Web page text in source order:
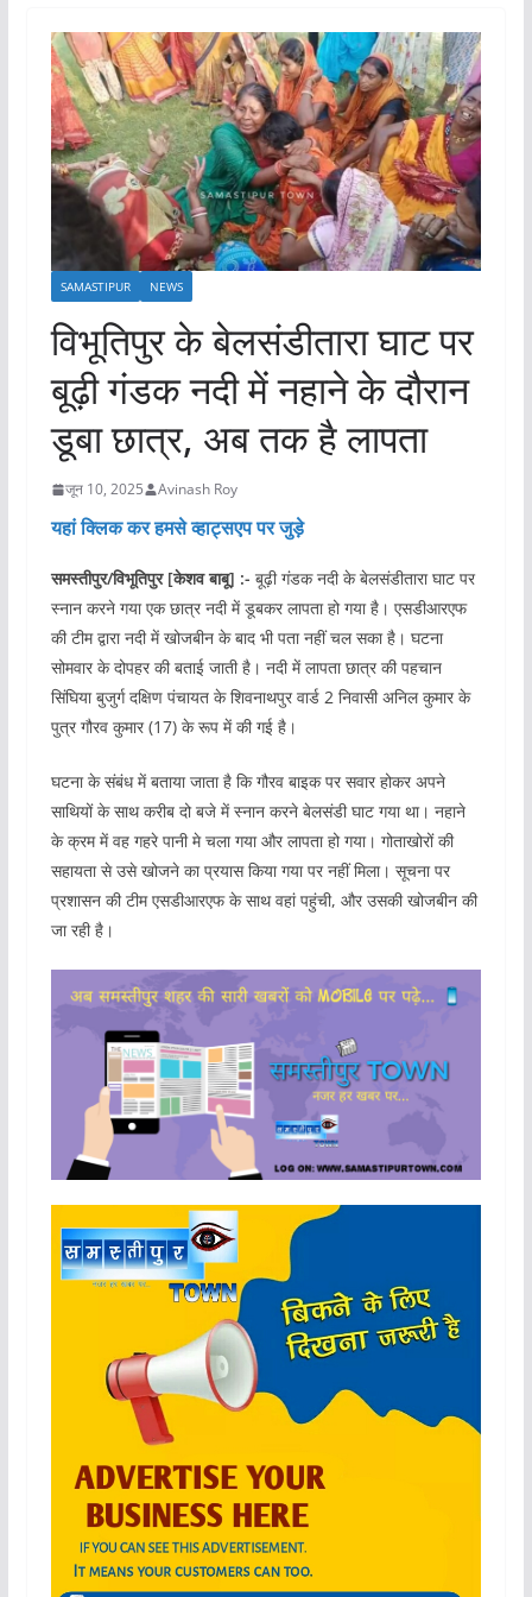
SAMASTIPUR NEWS
विभूतिपुर के बेलसंडीतारा घाट पर
बूढ़ी गंडक नदी में नहाने के दौरान
डूबा छात्र, अब तक है लापता
जून 10, 2025 Avinash Roy
यहां क्लिक कर हमसे व्हाट्सएप पर जुड़े
समस्तीपुर/विभूतिपुर [केशव बाबू] :- बूढ़ी गंडक नदी के बेलसंडीतारा घाट पर
स्नान करने गया एक छात्र नदी में डूबकर लापता हो गया है। एसडीआरएफ
की टीम द्वारा नदी में खोजबीन के बाद भी पता नहीं चल सका है। घटना
सोमवार के दोपहर की बताई जाती है। नदी में लापता छात्र की पहचान
सिंघिया बुजुर्ग दक्षिण पंचायत के शिवनाथपुर वार्ड 2 निवासी अनिल कुमार के
पुत्र गौरव कुमार (17) के रूप में की गई है।
घटना के संबंध में बताया जाता है कि गौरव बाइक पर सवार होकर अपने
साथियों के साथ करीब दो बजे में स्नान करने बेलसंडी घाट गया था। नहाने
के क्रम में वह गहरे पानी मे चला गया और लापता हो गया। गोताखोरों की
सहायता से उसे खोजने का प्रयास किया गया पर नहीं मिला। सूचना पर
प्रशासन की टीम एसडीआरएफ के साथ वहां पहुंची, और उसकी खोजबीन की
जा रही है।